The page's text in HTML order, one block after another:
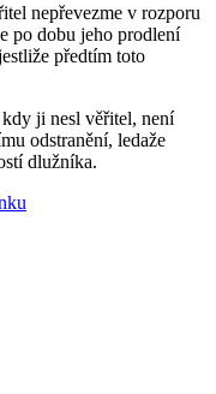
nepřevezme v rozporu
po dobu jeho prodlení
předtím toto
ji nesl věřitel, není
odstranění, ledaže
dlužníka.